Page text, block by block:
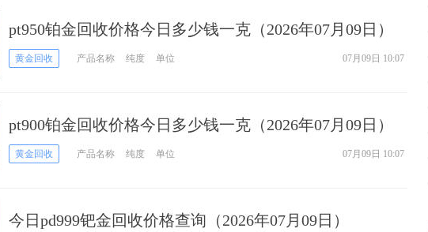
pt950铂金回收价格今日多少钱一克（2026年07月09日）
黄金回收 产品名称 纯度 单位 07月09日 10:07
pt900铂金回收价格今日多少钱一克（2026年07月09日）
黄金回收 产品名称 纯度 单位 07月09日 10:07
今日pd999钯金回收价格查询（2026年07月09日）